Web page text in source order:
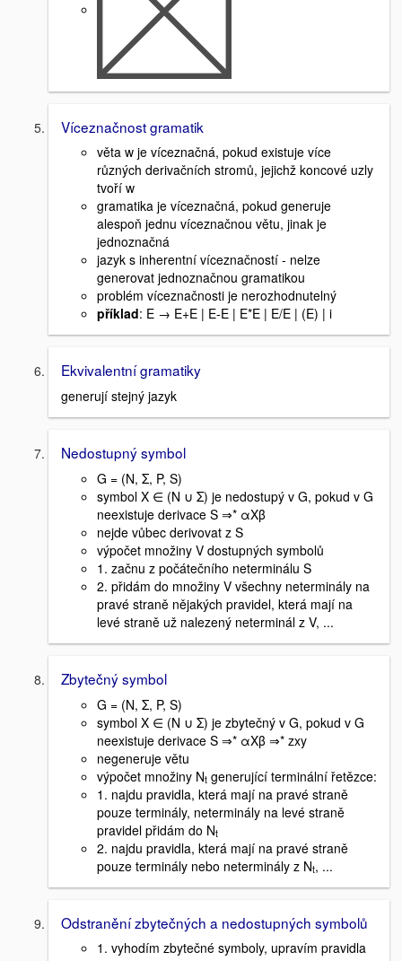
Víceznačnost gramatik
věta w je víceznačná, pokud existuje více
různých derivačních stromů, jejichž koncové uzly
tvoří w
gramatika je víceznačná, pokud generuje
alespoň jednu víceznačnou větu, jinak je
jednoznačná
jazyk s inherentní víceznačností - nelze
generovat jednoznačnou gramatikou
problém víceznačnosti je nerozhodnutelný
příklad: E → E+E | E-E | E*E | E/E | (E) | i
Ekvivalentní gramatiky
generují stejný jazyk
Nedostupný symbol
G = (N, Σ, P, S)
symbol X ∈ (N ∪ Σ) je nedostupý v G, pokud v G
neexistuje derivace S ⇒* αXβ
nejde vůbec derivovat z S
výpočet množiny V dostupných symbolů
1. začnu z počátečního neterminálu S
2. přidám do množiny V všechny neterminály na
pravé straně nějakých pravidel, která mají na
levé straně už nalezený neterminál z V, ...
Zbytečný symbol
G = (N, Σ, P, S)
symbol X ∈ (N ∪ Σ) je zbytečný v G, pokud v G
neexistuje derivace S ⇒* αXβ ⇒* zxy
negeneruje větu
výpočet množiny Nt generující terminální řetězce:
1. najdu pravidla, která mají na pravé straně
pouze terminály, neterminály na levé straně
pravidel přidám do Nt
2. najdu pravidla, která mají na pravé straně
pouze terminály nebo neterminály z Nt, ...
Odstranění zbytečných a nedostupných symbolů
1. vyhodím zbytečné symboly, upravím pravidla